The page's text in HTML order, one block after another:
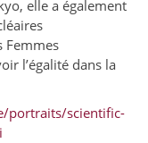
elle a également
Femmes
l’égalité dans la
portraits/scientific-